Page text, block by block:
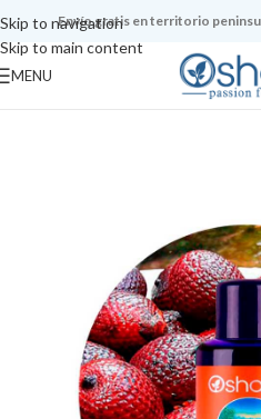
Skip to navigation
Skip to main content
Envío gratis en territorio
MENU